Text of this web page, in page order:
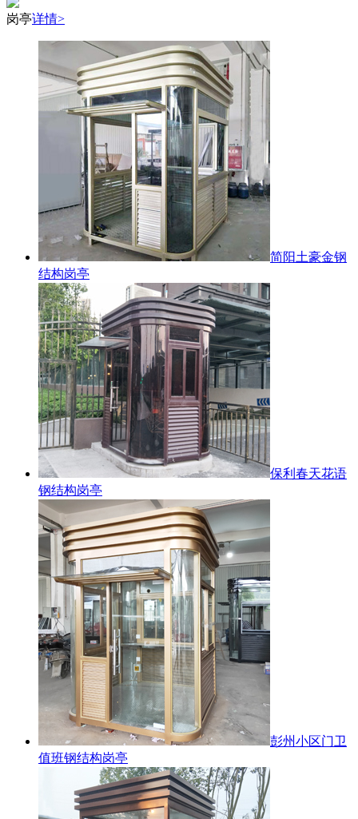
岗亭详情>
简阳土豪金钢
结构岗亭
保利春天花语
钢结构岗亭
彭州小区门卫
值班钢结构岗亭